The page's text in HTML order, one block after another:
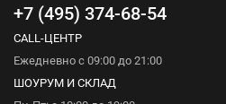
+7 (495) 374-68-54
CALL-ЦЕНТР
Ежедневно с 09:00 до 21:00
ШОУРУМ И СКЛАД